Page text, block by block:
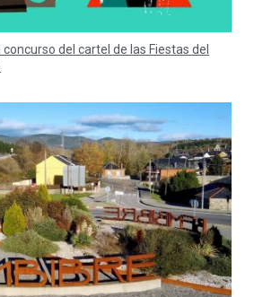
del cartel de las Fiestas del